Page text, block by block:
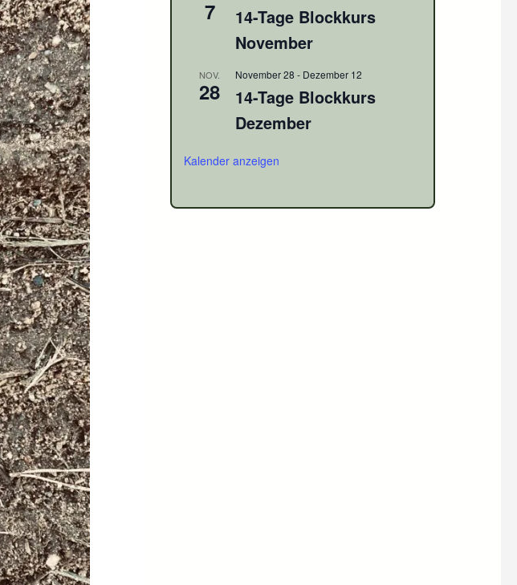
7
14-Tage Blockkurs
November
NOV.
28
November 28 - Dezember 12
14-Tage Blockkurs
Dezember
Kalender anzeigen